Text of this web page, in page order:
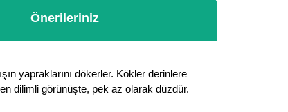
Önerileriniz
yapraklarını dökerler. Kökler derinlere
dilimli görünüşte, pek az olarak düzdür.